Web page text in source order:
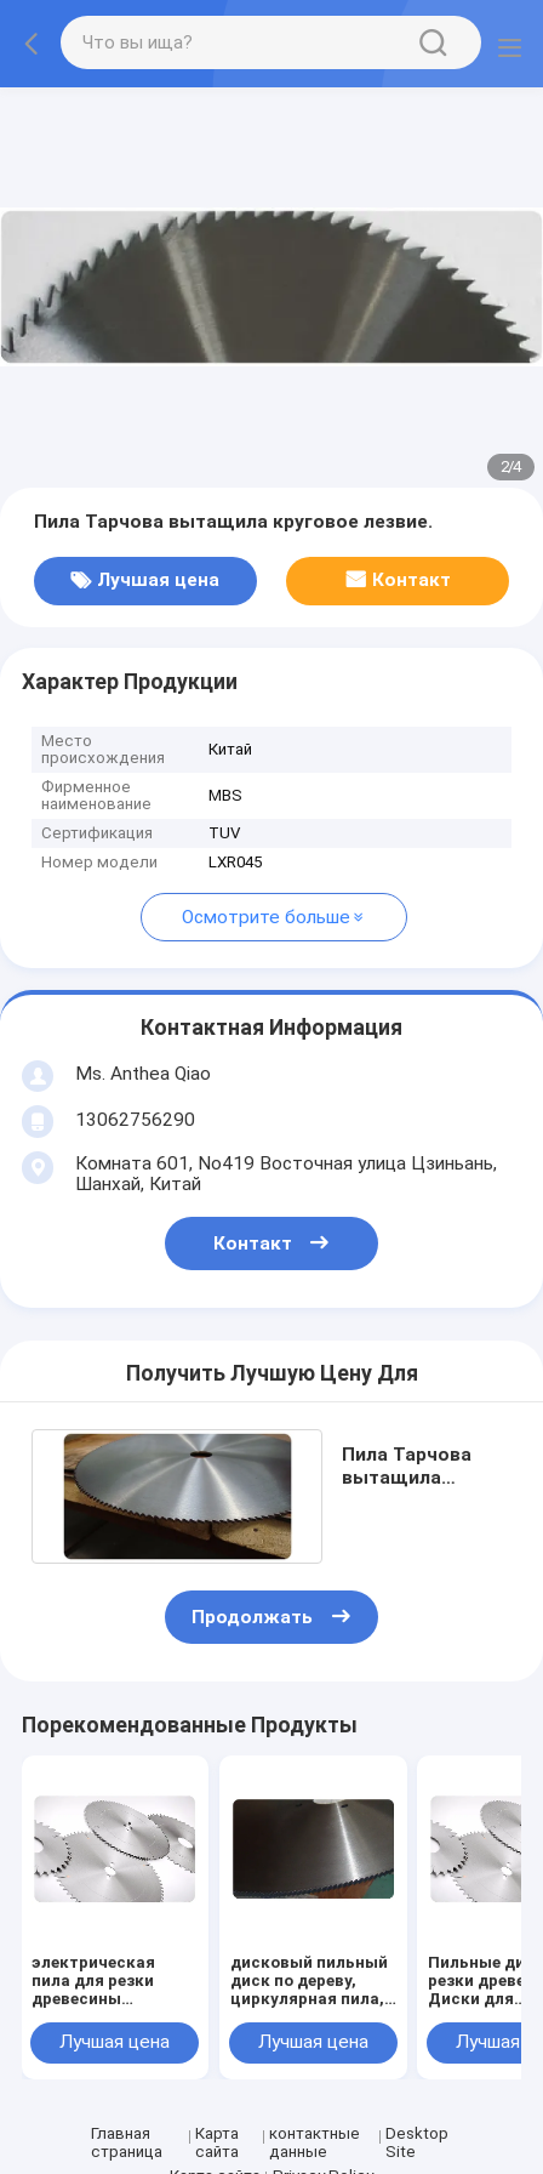
2/4
Пила Тарчова вытащила круговое лезвие.
Лучшая цена Контакт
Характер Продукции
Место
происхождения
Китай
Фирменное
наименование
MBS
Сертификация
TUV
Номер модели
LXR045
Осмотрите больше
Контактная Информация
Ms. Anthea Qiao
13062756290
Комната 601, No419 Восточная улица Цзиньань,
Шанхай, Китай
Контакт
Получить Лучшую Цену Для
Пила Тарчова
вытащила
Продолжать
Порекомендованные Продукты
электрическая
пила для резки
древесины
лезвия размером от
ø 100 до 1200 мм
Лучшая цена
дисковый пильный
диск по дереву,
циркулярная пила,
отрезные диски по
дереву, для дерева,
Лучшая цена
Пильные
резки
Диски для
без Лучшая
Главная
страница
Карта
сайта
контактные
данные
Desktop
Site